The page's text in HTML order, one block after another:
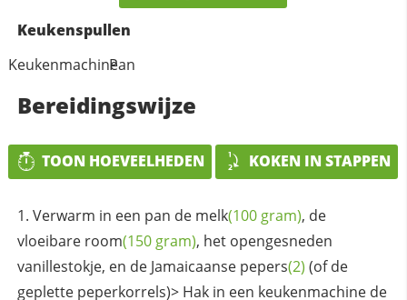
Keukenspullen
KeukenmachinePan
Bereidingswijze
TOON HOEVEELHEDEN KOKEN IN STAPPEN
Verwarm in een pan de melk(100 gram), de
vloeibare room(150 gram), het opengesneden
vanillestokje, en de Jamaicaanse pepers(2) (of de
geplette peperkorrels)> Hak in een keukenmachine de